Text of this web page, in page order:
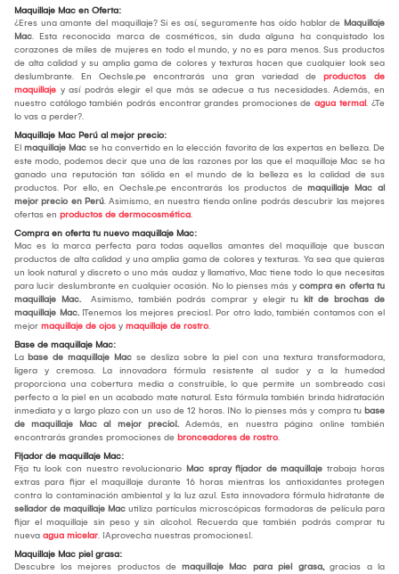
Maquillaje Mac en Oferta:
¿Eres una amante del maquillaje? Si es así, seguramente has oído hablar de Maquillaje
Mac. Esta reconocida marca de cosméticos, sin duda alguna ha conquistado los
corazones de miles de mujeres en todo el mundo, y no es para menos. Sus productos
de alta calidad y su amplia gama de colores y texturas hacen que cualquier look sea
deslumbrante. En Oechsle.pe encontrarás una gran variedad de productos de
maquillaje y así podrás elegir el que más se adecue a tus necesidades. Además, en
nuestro catálogo también podrás encontrar grandes promociones de agua termal. ¿Te
lo vas a perder?.
Maquillaje Mac Perú al mejor precio:
El maquillaje Mac se ha convertido en la elección favorita de las expertas en belleza. De
este modo, podemos decir que una de las razones por las que el maquillaje Mac se ha
ganado una reputación tan sólida en el mundo de la belleza es la calidad de sus
productos. Por ello, en Oechsle.pe encontrarás los productos de maquillaje Mac al
mejor precio en Perú. Asimismo, en nuestra tienda online podrás descubrir las mejores
ofertas en productos de dermocosmética.
Compra en oferta tu nuevo maquillaje Mac:
Mac es la marca perfecta para todas aquellas amantes del maquillaje que buscan
productos de alta calidad y una amplia gama de colores y texturas. Ya sea que quieras
un look natural y discreto o uno más audaz y llamativo, Mac tiene todo lo que necesitas
para lucir deslumbrante en cualquier ocasión. No lo pienses más y compra en oferta tu
maquillaje Mac.
Asimismo, también podrás comprar y elegir tu kit de brochas de
maquillaje Mac. ¡Tenemos los mejores precios!. Por otro lado, también contamos con el
mejor maquillaje de ojos y maquillaje de rostro.
Base de maquillaje Mac:
La base de maquillaje Mac se desliza sobre la piel con una textura transformadora,
ligera y cremosa. La innovadora fórmula resistente al sudor y a la humedad
proporciona una cobertura media a construible, lo que permite un sombreado casi
perfecto a la piel en un acabado mate natural. Esta fórmula también brinda hidratación
inmediata y a largo plazo con un uso de 12 horas. ¡No lo pienses más y compra tu base
de maquillaje Mac al mejor precio!. Además, en nuestra página online también
encontrarás grandes promociones de bronceadores de rostro.
Fijador de maquillaje Mac:
Fija tu look con nuestro revolucionario Mac spray fijador de maquillaje trabaja horas
extras para fijar el maquillaje durante 16 horas mientras los antioxidantes protegen
contra la contaminación ambiental y la luz azul. Esta innovadora fórmula hidratante de
sellador de maquillaje Mac utiliza partículas microscópicas formadoras de película para
fijar el maquillaje sin peso y sin alcohol. Recuerda que también podrás comprar tu
nueva agua micelar. ¡Aprovecha nuestras promociones!.
Maquillaje Mac piel grasa:
Descubre los mejores productos de maquillaje Mac para piel grasa, gracias a la